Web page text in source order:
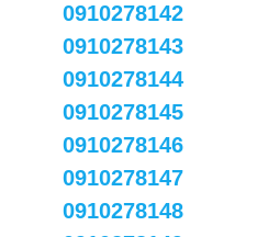
0910278142
0910278143
0910278144
0910278145
0910278146
0910278147
0910278148